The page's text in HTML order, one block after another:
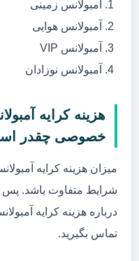
آمبولانس زمینی
آمبولانس هوایی
آمبولانس VIP
آمبولانس نوزادان
هزینه کرایه
خصوصی چقدر
میزان هزینه کرایه
شرایط متفاوت باشد. پس
درباره هزینه کرایه
تماس بگیرید.